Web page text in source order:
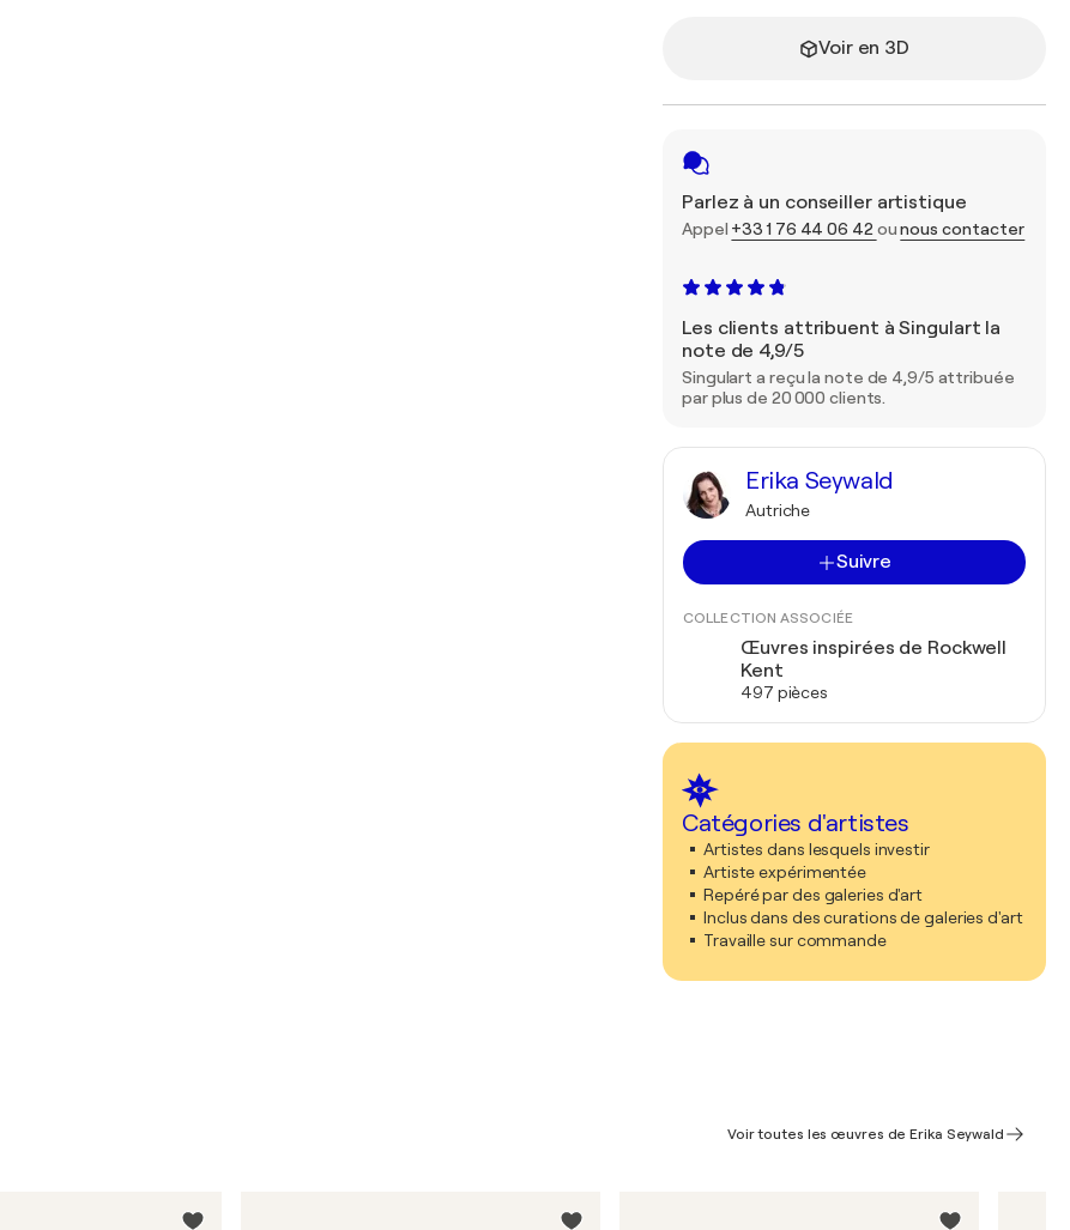
Voir en 3D
Parlez à un conseiller artistique
Appel +33 1 76 44 06 42 ounous contacter
Les clients attribuent à Singulart la
note de 4,9/5
Singulart a reçu la note de 4,9/5 attribuée
par plus de 20 000 clients.
Erika Seywald
Autriche
Suivre
COLLECTION ASSOCIÉE
Œuvres inspirées de Rockwell
Kent
497 pièces
Catégories d'artistes
Artistes dans lesquels investir
Artiste expérimentée
Repéré par des galeries d'art
Inclus dans des curations de galeries d'art
Travaille sur commande
Voir toutes les œuvres de Erika Seywald